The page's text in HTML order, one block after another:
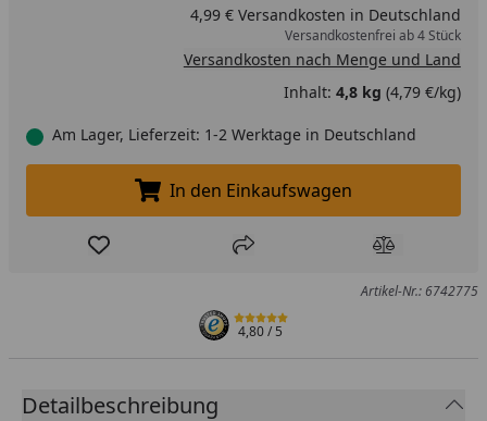
4,99 € Versandkosten in Deutschland
Versandkostenfrei ab 4 Stück
Versandkosten nach Menge und Land
Inhalt: 4,8 kg (4,79 €/kg)
Am Lager, Lieferzeit: 1-2 Werktage in Deutschland
In den Einkaufswagen legen
In den Einkaufswagen
Produkt zur Wunschliste hinzufügen
Teilen Produkt
Artikel-Nr.: 6742775
4,80/ 5
Detailbeschreibung